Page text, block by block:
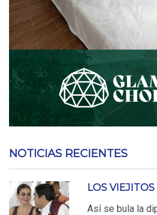
NOTICIAS RECIENTES
LOS
Así se bula la